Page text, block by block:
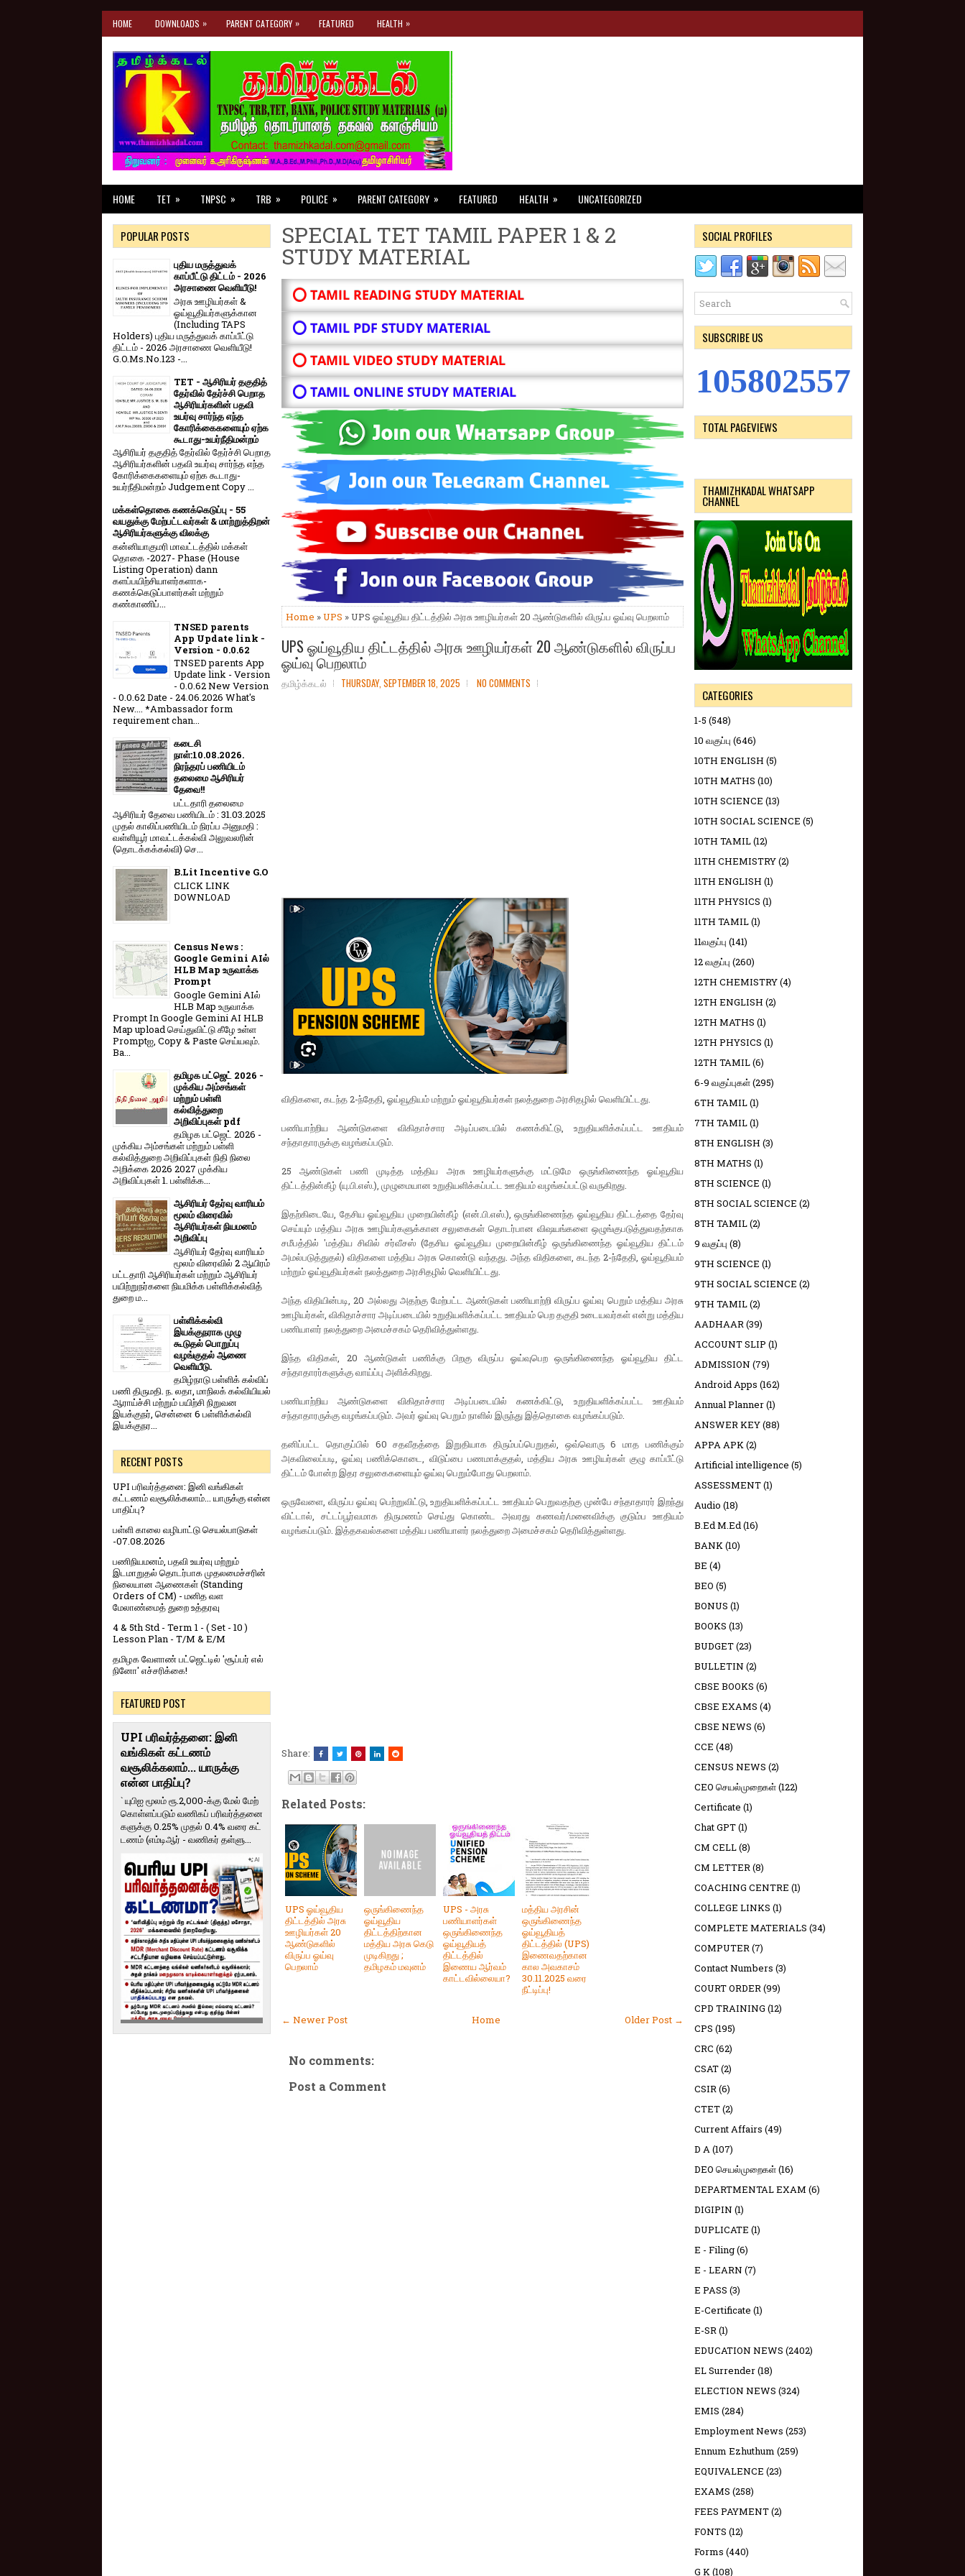
HOME DOWNLOADS » PARENT CATEGORY » FEATURED HEALTH »
HOME TET » TNPSC » TRB » POLICE » PARENT CATEGORY » FEATURED HEALTH » UNCATEGORIZED
SPECIAL TET TAMIL PAPER 1 & 2
STUDY MATERIAL
⭕ TAMIL READING STUDY MATERIAL
⭕ TAMIL PDF STUDY MATERIAL
⭕ TAMIL VIDEO STUDY MATERIAL
⭕ TAMIL ONLINE STUDY MATERIAL
Home »UPS » UPS ஓய்வூதிய திட்டத்தில் அரசு ஊழியர்கள் 20 ஆண்டுகளில் விருப்ப ஓய்வு பெறலாம்
UPS ஓய்வூதிய திட்டத்தில் அரசு ஊழியர்கள் 20 ஆண்டுகளில் விருப்ப
ஓய்வு பெறலாம்
தமிழ்க்கடல் THURSDAY, SEPTEMBER 18, 2025 NO COMMENTS
விதிகளை, கடந்த 2-ந்தேதி, ஓய்வூதியம் மற்றும் ஓய்வூதியர்கள் நலத்துறை அரசிதழில் வெளியிட்டது.
பணியாற்றிய ஆண்டுகளை விகிதாச்சார அடிப்படையில் கணக்கிட்டு, உறுதியளிக்கப்பட்ட ஊதியம்
சந்தாதாரருக்கு வழங்கப்படும்.
25 ஆண்டுகள் பணி முடித்த மத்திய அரசு ஊழியர்களுக்கு மட்டுமே ஒருங்கிணைந்த ஓய்வூதிய
திட்டத்தின்கீழ் (யு.பி.எஸ்.), முழுமையான உறுதியளிக்கப்பட்ட ஊதியம் வழங்கப்பட்டு வருகிறது.
இதற்கிடையே, தேசிய ஓய்வூதிய முறையின்கீழ் (என்.பி.எஸ்.), ஒருங்கிணைந்த ஓய்வூதிய திட்டத்தை தேர்வு
செய்யும் மத்திய அரசு ஊழியர்களுக்கான சலுகைகள் தொடர்பான விஷயங்களை ஒழுங்குபடுத்துவதற்காக
சமீபத்தில் 'மத்திய சிவில் சர்வீசஸ் (தேசிய ஓய்வூதிய முறையின்கீழ் ஒருங்கிணைந்த ஓய்வூதிய திட்டம்
அமல்படுத்துதல்) விதிகளை மத்திய அரசு கொண்டு வந்தது. அந்த விதிகளை, கடந்த 2-ந்தேதி, ஓய்வூதியம்
மற்றும் ஓய்வூதியர்கள் நலத்துறை அரசிதழில் வெளியிட்டது.
அந்த விதியின்படி, 20 அல்லது அதற்கு மேற்பட்ட ஆண்டுகள் பணியாற்றி விருப்ப ஓய்வு பெறும் மத்திய அரசு
ஊழியர்கள், விகிதாச்சார அடிப்படையில் உறுதியளிக்கப்பட்ட ஊதியம் பெற தகுதி உடையவர்கள் என்று மத்திய
பணியாளர் நலத்துறை அமைச்சகம் தெரிவித்துள்ளது.
இந்த விதிகள், 20 ஆண்டுகள் பணிக்கு பிறகு விருப்ப ஓய்வுபெற ஒருங்கிணைந்த ஓய்வூதிய திட்ட
சந்தாதாரர்களுக்கு வாய்ப்பு அளிக்கிறது.
பணியாற்றிய ஆண்டுகளை விகிதாச்சார அடிப்படையில் கணக்கிட்டு, உறுதியளிக்கப்பட்ட ஊதியம்
சந்தாதாரருக்கு வழங்கப்படும். அவர் ஓய்வு பெறும் நாளில் இருந்து இத்தொகை வழங்கப்படும்.
தனிப்பட்ட தொகுப்பில் 60 சதவீதத்தை இறுதியாக திரும்பப்பெறுதல், ஒவ்வொரு 6 மாத பணிக்கும்
அகவிலைப்படி, ஓய்வு பணிக்கொடை, விடுப்பை பணமாக்குதல், மத்திய அரசு ஊழியர்கள் குழு காப்பீட்டு
திட்டம் போன்ற இதர சலுகைகளையும் ஓய்வு பெறும்போது பெறலாம்.
ஒருவேளை, விருப்ப ஓய்வு பெற்றுவிட்டு, உறுதியளிக்கப்பட்ட ஊதியம் பெறுவதற்கு முன்பே சந்தாதாரர் இறந்து
விட்டால், சட்டப்பூர்வமாக திருமணம் செய்து கொண்ட அவரது கணவர்/மனைவிக்கு குடும்ப ஊதியம்
வழங்கப்படும். இத்தகவல்களை மத்திய பணியாளர் நலத்துறை அமைச்சகம் தெரிவித்துள்ளது.
Share:
Related Posts:
UPS ஓய்வூதிய
திட்டத்தில் அரசு
ஊழியர்கள் 20
ஆண்டுகளில்
விருப்ப ஓய்வு
பெறலாம்
ஒருங்கிணைந்த
ஓய்வூதிய
திட்டத்திற்கான
மத்திய அரசு கெடு
முடிகிறது ;
தமிழகம் மவுனம்
UPS - அரசு
பணியாளர்கள்
ஒருங்கிணைந்த
ஓய்வூதியத்
திட்டத்தில்
இணைய ஆர்வம்
காட்டவில்லையா?
மத்திய அரசின்
ஒருங்கிணைந்த
ஓய்வூதியத்
திட்டத்தில் (UPS)
இணைவதற்கான
கால அவகாசம்
30.11.2025 வரை
நீட்டிப்பு!
← Newer Post Older Post →
Home
No comments:
Post a Comment
POPULAR POSTS
புதிய மருத்துவக்
காப்பீட்டு திட்டம் - 2026
அரசாணை வெளியீடு!
அரசு ஊழியர்கள் &
ஓய்வூதியர்களுக்கான
(Including TAPS
Holders) புதிய மருத்துவக் காப்பீட்டு
திட்டம் - 2026 அரசாணை வெளியீடு!
G.O.Ms.No.123 -...
TET - ஆசிரியர் தகுதித்
தேர்வில் தேர்ச்சி பெறாத
ஆசிரியர்களின் பதவி
உயர்வு சார்ந்த எந்த
கோரிக்கைகளையும் ஏற்க
கூடாது-உயர்நீதிமன்றம்
ஆசிரியர் தகுதித் தேர்வில் தேர்ச்சி பெறாத
ஆசிரியர்களின் பதவி உயர்வு சார்ந்த எந்த
கோரிக்கைகளையும் ஏற்க கூடாது-
உயர்நீதிமன்றம் Judgement Copy ...
மக்கள்தொகை கணக்கெடுப்பு - 55
வயதுக்கு மேற்பட்டவர்கள் & மாற்றுத்திறன்
ஆசிரியர்களுக்கு விலக்கு
கன்னியாகுமரி மாவட்டத்தில் மக்கள்
தொகை -2027- Phase (House
Listing Operation) dann
களப்பயிற்சியாளர்களாக-
கணக்கெடுப்பாளர்கள் மற்றும்
கண்காணிப்...
TNSED parents
App Update link -
Version - 0.0.62
TNSED parents App
Update link - Version
- 0.0.62 New Version
- 0.0.62 Date - 24.06.2026 What's
New.... *Ambassador form
requirement chan...
கடைசி
நாள்:10.08.2026.
நிரந்தரப் பணியிடம்
தலைமை ஆசிரியர்
தேவை!!
பட்டதாரி தலைமை
ஆசிரியர் தேவை பணியிடம் : 31.03.2025
முதல் காலிப்பணியிடம் நிரப்ப அனுமதி :
வள்ளியூர் மாவட்டக்கல்வி அலுவலரின்
(தொடக்கக்கல்வி) செ...
B.Lit Incentive G.O
CLICK LINK
DOWNLOAD
Census News :
Google Gemini AIல்
HLB Map உருவாக்க
Prompt
Google Gemini AIல்
HLB Map உருவாக்க
Prompt In Google Gemini AI HLB
Map upload செய்துவிட்டு கீழே உள்ள
Promptஐ, Copy & Paste செய்யவும்.
Ba...
தமிழக பட்ஜெட் 2026 -
முக்கிய அம்சங்கள்
மற்றும் பள்ளி
கல்வித்துறை
அறிவிப்புகள் pdf
தமிழக பட்ஜெட் 2026 -
முக்கிய அம்சங்கள் மற்றும் பள்ளி
கல்வித்துறை அறிவிப்புகள் நிதி நிலை
அறிக்கை 2026 2027 முக்கிய
அறிவிப்புகள் 1. பள்ளிக்க...
ஆசிரியர் தேர்வு வாரியம்
மூலம் விரைவில்
ஆசிரியர்கள் நியமனம்
அறிவிப்பு
ஆசிரியர் தேர்வு வாரி​யம்
மூலம் விரை​வில் 2 ஆயிரம்
பட்​ட​தாரி ஆசிரியர்​கள் மற்​றும் ஆசிரியர்
பயிற்றுநர்​களை நியமிக்க பள்​ளிக்​கல்​வித்​
துறை ம...
பள்ளிக்கல்வி
இயக்குநராக முழு
கூடுதல் பொறுப்பு
வழங்குதல் ஆணை
வெளியீடு.
தமிழ்நாடு பள்ளிக் கல்விப்
பணி திருமதி. ந. லதா, மாநிலக் கல்வியியல்
ஆராய்ச்சி மற்றும் பயிற்சி நிறுவன
இயக்குநர், சென்னை 6 பள்ளிக்கல்வி
இயக்குநர...
RECENT POSTS
UPI பரிவர்த்தனை: இனி வங்கிகள்
கட்டணம் வசூலிக்கலாம்... யாருக்கு என்ன
பாதிப்பு?
பள்ளி காலை வழிபாட்டு செயல்பாடுகள்
-07.08.2026
பணிநியமனம், பதவி உயர்வு மற்றும்
இடமாறுதல் தொடர்பாக முதலமைச்சரின்
நிலையான ஆணைகள் (Standing
Orders of CM) - மனித வள
மேலாண்மைத் துறை உத்தரவு
4 & 5th Std - Term 1 - ( Set - 10 )
Lesson Plan - T/M & E/M
தமிழக வேளாண் பட்ஜெட்டில் 'சூப்பர் எல்
நினோ' எச்சரிக்கை!
FEATURED POST
UPI பரிவர்த்தனை: இனி
வங்கிகள் கட்டணம்
வசூலிக்கலாம்... யாருக்கு
என்ன பாதிப்பு?
` யுபிஐ மூலம் ரூ.2,000-க்கு மேல் மேற்​
கொள்​ளப்​படும் வணி​கப் பரிவர்த்​தனை​
களுக்கு 0.25% முதல் 0.4% வரை கட்​
ட​ணம் (எம்​டிஆர் - வணி​கர் தள்​ளு...
SOCIAL PROFILES
SUBSCRIBE US
105802557
TOTAL PAGEVIEWS
THAMIZHKADAL WHATSAPP
CHANNEL
CATEGORIES
1-5 (548)
10 வகுப்பு (646)
10TH ENGLISH (5)
10TH MATHS (10)
10TH SCIENCE (13)
10TH SOCIAL SCIENCE (5)
10TH TAMIL(12)
11TH CHEMISTRY(2)
11TH ENGLISH (1)
11TH PHYSICS (1)
11TH TAMIL(1)
11வகுப்பு (141)
12 வகுப்பு (260)
12TH CHEMISTRY(4)
12TH ENGLISH (2)
12TH MATHS (1)
12TH PHYSICS (1)
12TH TAMIL(6)
6-9 வகுப்புகள்(295)
6TH TAMIL(1)
7TH TAMIL(1)
8TH ENGLISH (3)
8TH MATHS (1)
8TH SCIENCE (1)
8TH SOCIAL SCIENCE (2)
8TH TAMIL(2)
9 வகுப்பு (8)
9TH SCIENCE (1)
9TH SOCIAL SCIENCE (2)
9TH TAMIL(2)
AADHAAR(39)
ACCOUNT SLIP (1)
ADMISSION (79)
Android Apps (162)
Annual Planner(1)
ANSWER KEY(88)
APPA APK(2)
Artificial intelligence (5)
ASSESSMENT(1)
Audio (18)
B.Ed M.Ed(16)
BANK(10)
BE (4)
BEO (5)
BONUS (1)
BOOKS (13)
BUDGET(23)
BULLETIN (2)
CBSE BOOKS (6)
CBSE EXAMS (4)
CBSE NEWS (6)
CCE (48)
CENSUS NEWS (2)
CEO செயல்முறைகள்(122)
Certificate (1)
Chat GPT(1)
CM CELL(8)
CM LETTER(8)
COACHING CENTRE (1)
COLLEGE LINKS (1)
COMPLETE MATERIALS (34)
COMPUTER(7)
Contact Numbers (3)
COURT ORDER(99)
CPD TRAINING (12)
CPS (195)
CRC (62)
CSAT(2)
CSIR(6)
CTET(2)
Current Affairs (49)
D A(107)
DEO செயல்முறைகள்(16)
DEPARTMENTAL EXAM (6)
DIGIPIN (1)
DUPLICATE (1)
E - Filing(6)
E - LEARN (7)
E PASS (3)
E-Certificate (1)
E-SR(1)
EDUCATION NEWS (2402)
EL Surrender(18)
ELECTION NEWS (324)
EMIS (284)
Employment News (253)
Ennum Ezhuthum (259)
EQUIVALENCE (23)
EXAMS (258)
FEES PAYMENT(2)
FONTS (12)
Forms (440)
G K(108)